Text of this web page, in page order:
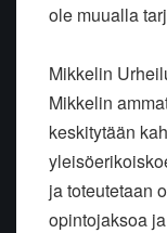
ole muualla
Mikkelin
Mikkelin
keskitytään
ja toteutetaan
opintojaksoa